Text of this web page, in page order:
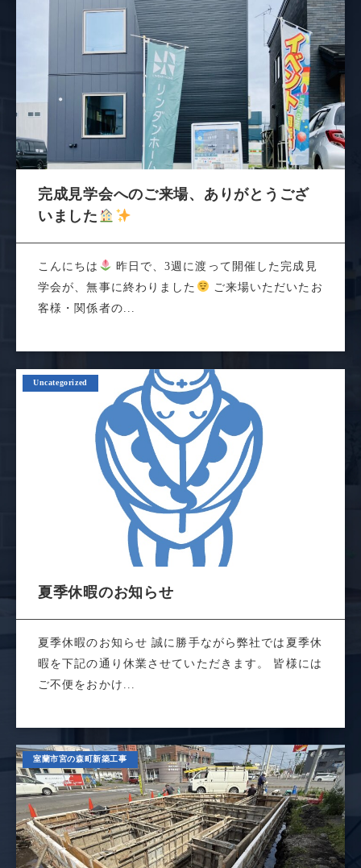
完成見学会へのご来場、ありがとうござ
いました
こんにちは
昨日で、3週に渡って開催した完成見
学会が、無事に終わりました
ご来場いただいたお
客様・関係者の...
Uncategorized
夏季休暇のお知らせ
夏季休暇のお知らせ 誠に勝手ながら弊社では夏季休
暇を下記の通り休業させていただきます。 皆様には
ご不便をおかけ...
室蘭市宮の森町新築工事